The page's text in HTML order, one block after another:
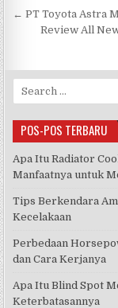
Navigasi
pos
← PT Toyota Astra
Review All
for:
POS-POS TERBARU
Apa Itu Radiator
Manfaatnya untuk
Tips Berkendara
Kecelakaan
Perbedaan
dan Cara Kerjanya
Apa Itu Blind Spot
Keterbatasannya